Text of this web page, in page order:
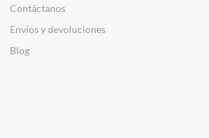
Contáctanos
Envíos y devoluciones
Blog